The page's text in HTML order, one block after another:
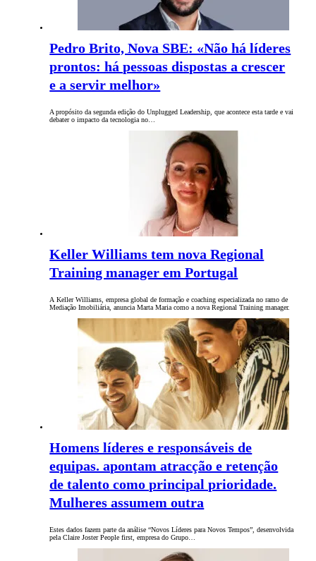
Pedro Brito, Nova SBE: «Não há líderes
prontos: há pessoas dispostas a crescer
e a servir melhor»
A propósito da segunda edição do Unplugged Leadership, que acontece esta tarde e vai
debater o impacto da tecnologia no…
Keller Williams tem nova Regional
Training manager em Portugal
A Keller Williams, empresa global de formação e coaching especializada no ramo de
Mediação Imobiliária, anuncia Marta Maria como a nova Regional Training manager.
Homens líderes e responsáveis de
equipas. apontam atracção e retenção
de talento como principal prioridade.
Mulheres assumem outra
Estes dados fazem parte da análise “Novos Líderes para Novos Tempos”, desenvolvida
pela Claire Joster People first, empresa do Grupo…